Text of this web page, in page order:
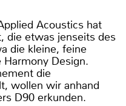
Acoustics hat
die etwas jenseits des
die kleine, feine
Design.
die
wollen wir anhand
D90 erkunden.